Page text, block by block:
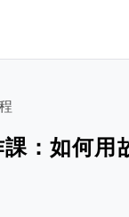
：如何用